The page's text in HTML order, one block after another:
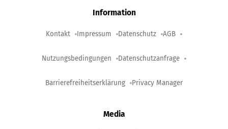
Information
Kontakt Impressum Datenschutz AGB
Nutzungsbedingungen Datenschutzanfrage
Barrierefreiheitserklärung Privacy Manager
Media